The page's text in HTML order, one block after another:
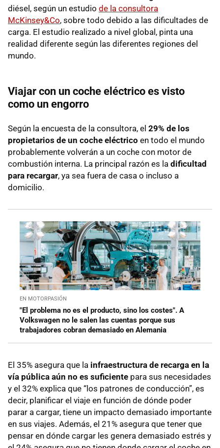
diésel, según un estudio de la consultora
McKinsey&Co, sobre todo debido a las dificultades de
carga. El estudio realizado a nivel global, pinta una
realidad diferente según las diferentes regiones del
mundo.
Viajar con un coche eléctrico es visto
como un engorro
Según la encuesta de la consultora, el 29% de los
propietarios de un coche eléctrico en todo el mundo
probablemente volverán a un coche con motor de
combustión interna. La principal razón es la dificultad
para recargar, ya sea fuera de casa o incluso a
domicilio.
EN MOTORPASIÓN
"El problema no es el producto, sino los costes". A
Volkswagen no le salen las cuentas porque sus
trabajadores cobran demasiado en Alemania
El 35% asegura que la infraestructura de recarga en la
vía pública aún no es suficiente para sus necesidades
y el 32% explica que “los patrones de conducción”, es
decir, planificar el viaje en función de dónde poder
parar a cargar, tiene un impacto demasiado importante
en sus viajes. Además, el 21% asegura que tener que
pensar en dónde cargar les genera demasiado estrés y